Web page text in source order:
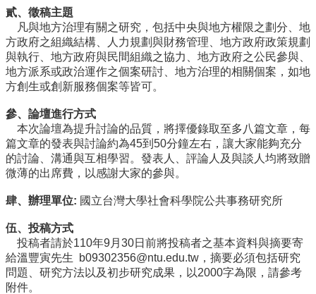
學
生
事
務
論
口
試
專
區
招
生
區
學
術
研
貳、徵稿主題
凡與地方治理有關之研究，包括中央與地方權限之劃分、地
方政府之組織結構、人力規劃與財務管理、地方政府政策規劃
與執行、地方政府與民間組織之協力、地方政府之公民參與、
地方派系或政治運作之個案研討、地方治理的相關個案，如地
方創生或創新服務個案等皆可。
參、論壇進行方式
本次論壇為提升討論的品質，將擇優錄取至多八篇文章，每
篇文章的發表與討論約為45到50分鐘左右，讓大家能夠充分
的討論、溝通與互相學習。發表人、評論人及與談人均將致贈
微薄的出席費，以感謝大家的參與。
肆、辦理單位: 國立台灣大學社會科學院公共事務研究所
伍、投稿方式
投稿者請於110年9月30日前將投稿者之基本資料與摘要寄
給溫豐寅先生
b09302356@ntu.edu.tw ，摘要必須包括研究
問題、研究方法以及初步研究成果，以2000字為限，請參考
附件。